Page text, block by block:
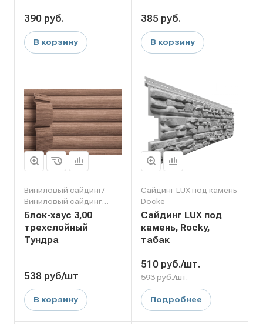
390 руб.
В корзину
385 руб.
В корзину
Виниловый сайдинг/
Виниловый сайдинг
Grand Line
Блок-хаус 3,00
трехслойный
Тундра
538 руб/шт
В корзину
Сайдинг LUX под камень
Docke
Сайдинг LUX под
камень, Rocky,
табак
510 руб./шт.
593 руб./шт.
Подробнее